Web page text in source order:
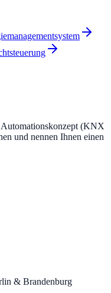
Automationskonzept (KNX
und nennen Ihnen einen
& Brandenburg